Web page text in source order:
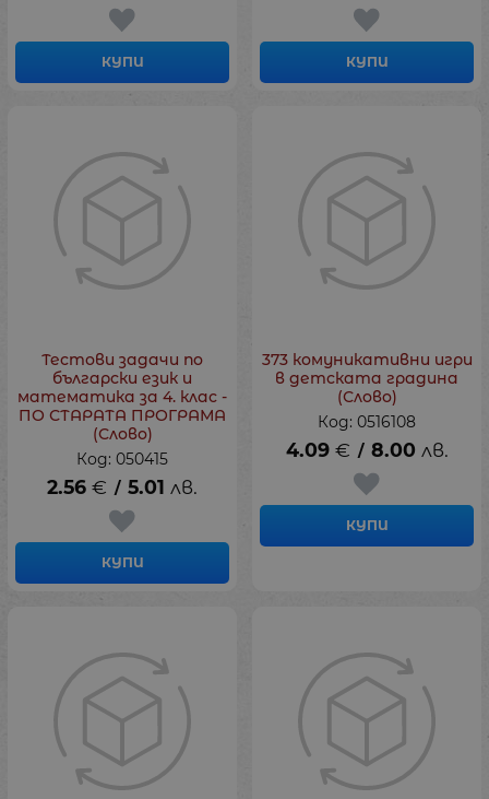
КУПИ КУПИ
Тестови задачи по
български език и
математика за 4. клас -
ПО СТАРАТА ПРОГРАМА
(Слово)
Код: 050415
2.56 € / 5.01 лв.
КУПИ
373 комуникативни игри
в детската градина
(Слово)
Код: 0516108
4.09 € / 8.00 лв.
КУПИ